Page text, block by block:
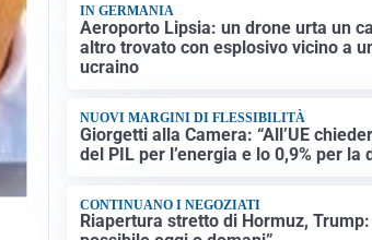
IN GERMANIA
Aeroporto Lipsia: un drone urta un
altro trovato con esplosivo vicino a
ucraino
NUOVI MARGINI DI FLESSIBILITÀ
Giorgetti alla Camera: “All’UE
del PIL per l’energia e lo 0,9% per la
CONTINUANO I NEGOZIATI
Riapertura stretto di Hormuz, Trump: